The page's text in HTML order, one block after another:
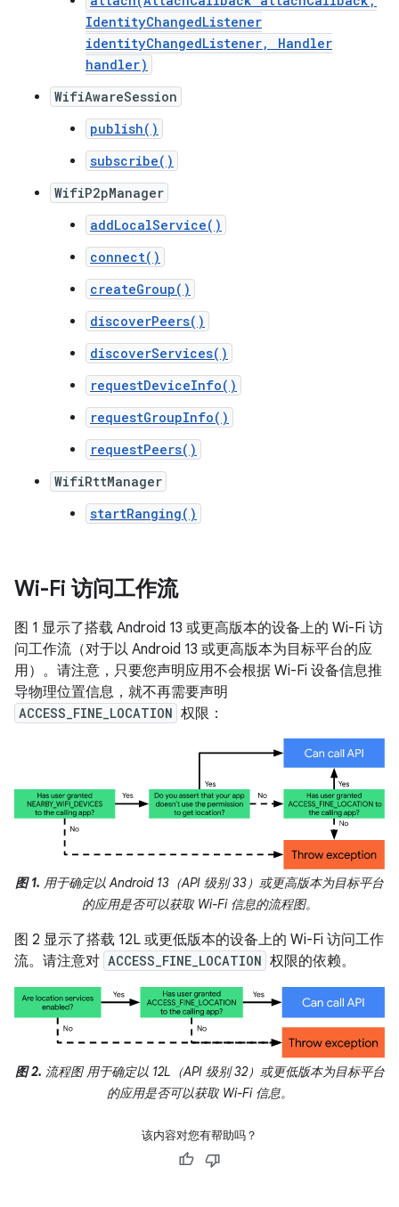
IdentityChangedListener
identityChangedListener, Handler
handler)
WifiAwareSession
publish()
subscribe()
WifiP2pManager
addLocalService()
connect()
createGroup()
discoverPeers()
discoverServices()
requestDeviceInfo()
requestGroupInfo()
requestPeers()
WifiRttManager
startRanging()
Wi-Fi 访问工作流
图 1 显示了搭载 Android 13 或更高版本的设备上的 Wi-Fi 访
问工作流（对于以 Android 13 或更高版本为目标平台的应
用）。请注意，只要您声明应用不会根据 Wi-Fi 设备信息推
导物理位置信息，就不再需要声明
ACCESS_FINE_LOCATION 权限：
图 1. 用于确定以 Android 13（API 级别 33）或更高版本为目标平台
的应用是否可以获取 Wi-Fi 信息的流程图。
图 2 显示了搭载 12L 或更低版本的设备上的 Wi-Fi 访问工作
流。请注意对 ACCESS_FINE_LOCATION 权限的依赖。
图 2. 流程图 用于确定以 12L（API 级别 32）或更低版本为目标平台
的应用是否可以获取 Wi-Fi 信息。
该内容对您有帮助吗？